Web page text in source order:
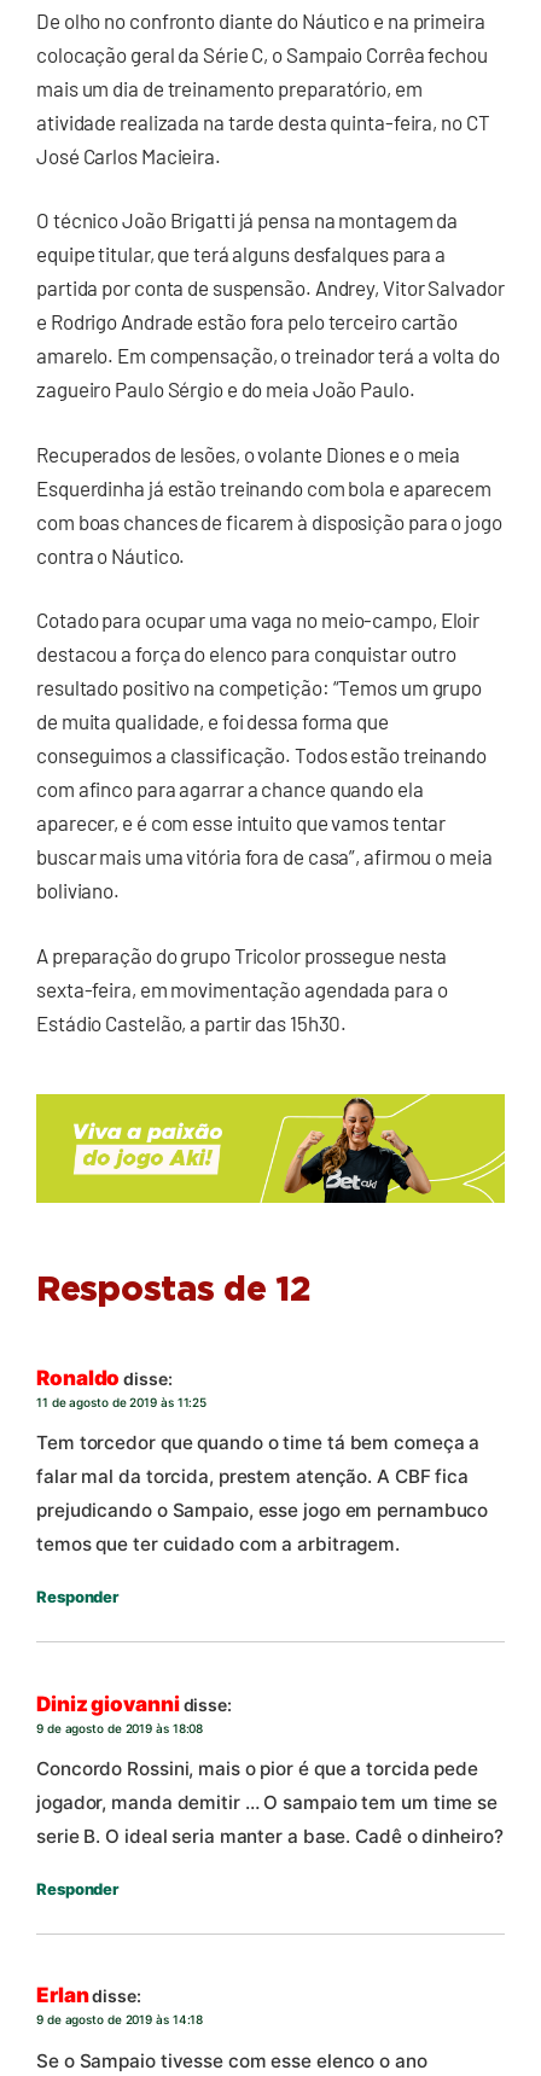
De olho no confronto diante do Náutico e na primeira
colocação geral da Série C, o Sampaio Corrêa fechou
mais um dia de treinamento preparatório, em
atividade realizada na tarde desta quinta-feira, no CT
José Carlos Macieira.
O técnico João Brigatti já pensa na montagem da
equipe titular, que terá alguns desfalques para a
partida por conta de suspensão. Andrey, Vitor Salvador
e Rodrigo Andrade estão fora pelo terceiro cartão
amarelo. Em compensação, o treinador terá a volta do
zagueiro Paulo Sérgio e do meia João Paulo.
Recuperados de lesões, o volante Diones e o meia
Esquerdinha já estão treinando com bola e aparecem
com boas chances de ficarem à disposição para o jogo
contra o Náutico.
Cotado para ocupar uma vaga no meio-campo, Eloir
destacou a força do elenco para conquistar outro
resultado positivo na competição: “Temos um grupo
de muita qualidade, e foi dessa forma que
conseguimos a classificação. Todos estão treinando
com afinco para agarrar a chance quando ela
aparecer, e é com esse intuito que vamos tentar
buscar mais uma vitória fora de casa”, afirmou o meia
boliviano.
A preparação do grupo Tricolor prossegue nesta
sexta-feira, em movimentação agendada para o
Estádio Castelão, a partir das 15h30.
Respostas de 12
Ronaldo disse:
11 de agosto de 2019 às 11:25
Tem torcedor que quando o time tá bem começa a
falar mal da torcida, prestem atenção. A CBF fica
prejudicando o Sampaio, esse jogo em pernambuco
temos que ter cuidado com a arbitragem.
Responder
Diniz giovannidisse:
9 de agosto de 2019 às 18:08
Concordo Rossini, mais o pior é que a torcida pede
jogador, manda demitir … O sampaio tem um time se
serie B. O ideal seria manter a base. Cadê o dinheiro?
Responder
Erlandisse:
9 de agosto de 2019 às 14:18
Se o Sampaio tivesse com esse elenco o ano